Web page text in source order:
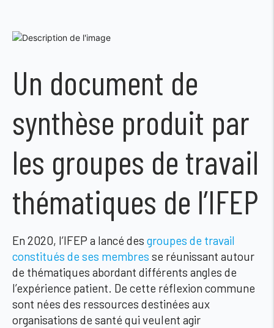
Un document de
synthèse produit par
les groupes de travail
thématiques de l’IFEP
En 2020, l’IFEP a lancé des groupes de travail
constitués de ses membres se réunissant autour
de thématiques abordant différents angles de
l’expérience patient. De cette réflexion commune
sont nées des ressources destinées aux
organisations de santé qui veulent agir